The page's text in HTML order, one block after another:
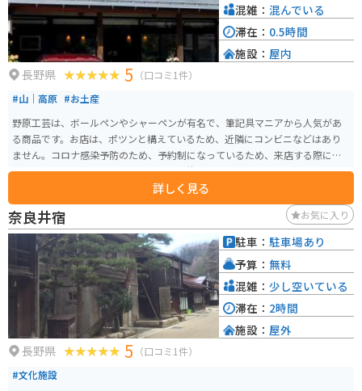
長野県 5 （口コミ1件）
#山｜高原 #お土産
野原工芸は、ボールペンやシャーペンが有名で、筆記具マニアから人気があ
る商品です。お店は、ポツンと構えているため、近隣にコンビニなどはあり
ません。コロナ感染予防のため、予約制になっているため、来店する際には
事前に予約しておくことが必要です。舗装された山道なので、バイクツーリ
ングでもとても楽しめます！素敵な筆記具を手に入れてみてはいかがでしょ
うか。
詳しく見る
混雑： 混んでいる
滞在： 0.5時間
施設： 屋内
奈良井宿 お気に入り
長野県 5 （口コミ1件）
#文化施設
駐車： 駐車場あり
予算： 無料
混雑： 少し空いている
滞在： 2時間
施設： 屋外